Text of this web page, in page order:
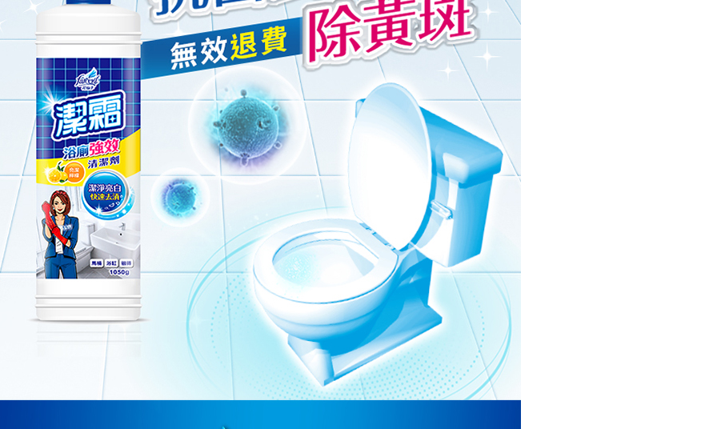
AFTEEの初回ご利用の際に、審査を通過すれば、最高額がNT$10,000に
なります。支払い期限を過ぎた場合、その金額に基づいて年利20%の遅
延滞納金が加算されます。未成年の利用者は、事前に法定代理人または
後見人の同意を得ればAFTEEをご利用いただけます。
個人情報の処理、利用について疑問がある、または関連する法律の権利
を行使したい場合は、ネットプロテクションズ
cs_tw@netprotections.co.jpにご連絡ください。上記に示した個人情報
を、必要な購入注文書とあわせてAFTEEにご提供いただく、または
AFTEEにあなたの個人情報の収集、処理、利用を許可することににご同
意いただけない場合は、当サービスを選択しないでください。